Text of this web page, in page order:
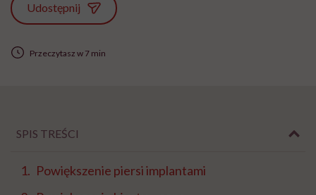
Udostępnij
Przeczytasz w 7 min
SPIS TREŚCI
Powiększenie piersi implantami